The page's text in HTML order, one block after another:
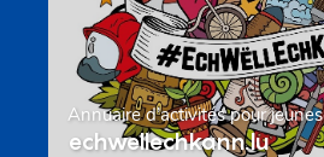
Annuaire d’activités pour jeunes
echwellechkann.lu